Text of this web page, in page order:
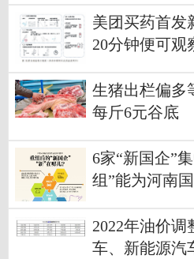
美团买药首发
20分钟便可观
生猪出栏偏多
每斤6元谷底
6家“新国企”
组”能为河南
2022年油价调
车、新能源汽